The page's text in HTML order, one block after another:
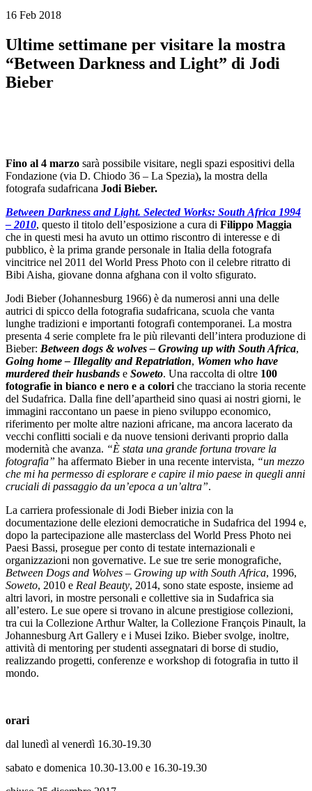
16 Feb 2018
Ultime settimane per visitare la mostra
“Between Darkness and Light” di Jodi
Bieber
Fino al 4 marzo sarà possibile visitare, negli spazi espositivi della
Fondazione (via D. Chiodo 36 – La Spezia), la mostra della
fotografa sudafricana Jodi Bieber.
Between Darkness and Light. Selected Works: South Africa 1994
– 2010, questo il titolo dell’esposizione a cura di Filippo Maggia
che in questi mesi ha avuto un ottimo riscontro di interesse e di
pubblico, è la prima grande personale in Italia della fotografa
vincitrice nel 2011 del World Press Photo con il celebre ritratto di
Bibi Aisha, giovane donna afghana con il volto sfigurato.
Jodi Bieber (Johannesburg 1966) è da numerosi anni una delle
autrici di spicco della fotografia sudafricana, scuola che vanta
lunghe tradizioni e importanti fotografi contemporanei. La mostra
presenta 4 serie complete fra le più rilevanti dell’intera produzione di
Bieber: Between dogs & wolves – Growing up with South Africa,
Going home – Illegality and Repatriation, Women who have
murdered their husbands e Soweto. Una raccolta di oltre 100
fotografie in bianco e nero e a colori che tracciano la storia recente
del Sudafrica. Dalla fine dell’apartheid sino quasi ai nostri giorni, le
immagini raccontano un paese in pieno sviluppo economico,
riferimento per molte altre nazioni africane, ma ancora lacerato da
vecchi conflitti sociali e da nuove tensioni derivanti proprio dalla
modernità che avanza. “È stata una grande fortuna trovare la
fotografia” ha affermato Bieber in una recente intervista, “un mezzo
che mi ha permesso di esplorare e capire il mio paese in quegli anni
cruciali di passaggio da un’epoca a un’altra”.
La carriera professionale di Jodi Bieber inizia con la
documentazione delle elezioni democratiche in Sudafrica del 1994 e,
dopo la partecipazione alle masterclass del World Press Photo nei
Paesi Bassi, prosegue per conto di testate internazionali e
organizzazioni non governative. Le sue tre serie monografiche,
Between Dogs and Wolves – Growing up with South Africa, 1996,
Soweto, 2010 e Real Beauty, 2014, sono state esposte, insieme ad
altri lavori, in mostre personali e collettive sia in Sudafrica sia
all’estero. Le sue opere si trovano in alcune prestigiose collezioni,
tra cui la Collezione Arthur Walter, la Collezione François Pinault, la
Johannesburg Art Gallery e i Musei Iziko. Bieber svolge, inoltre,
attività di mentoring per studenti assegnatari di borse di studio,
realizzando progetti, conferenze e workshop di fotografia in tutto il
mondo.
orari
dal lunedì al venerdì 16.30-19.30
sabato e domenica 10.30-13.00 e 16.30-19.30